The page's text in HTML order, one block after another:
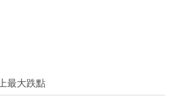
最大跌點